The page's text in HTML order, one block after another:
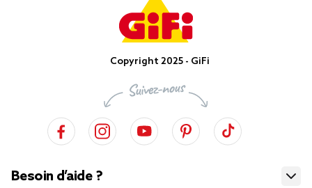
Copyright 2025 - GiFi
Besoin d’aide ?